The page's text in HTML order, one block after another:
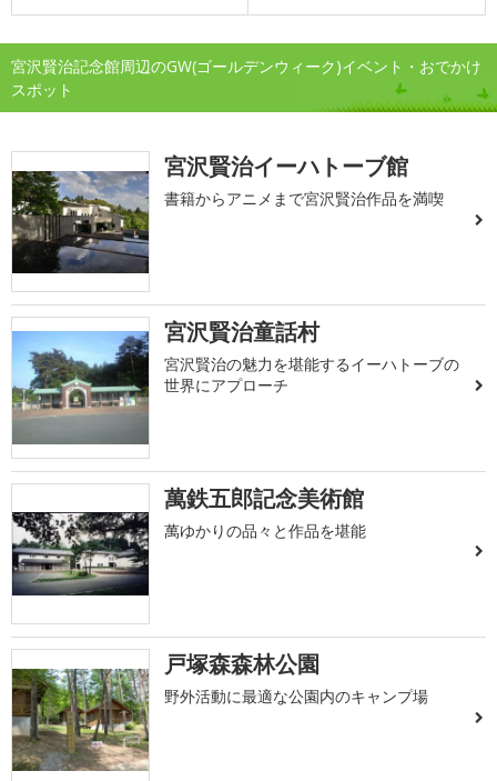
宮沢賢治記念館周辺のGW(ゴールデンウィーク)イベント・おでかけ
スポット
宮沢賢治イーハトーブ館
書籍からアニメまで宮沢賢治作品を満喫
宮沢賢治童話村
宮沢賢治の魅力を堪能するイーハトーブの
世界にアプローチ
萬鉄五郎記念美術館
萬ゆかりの品々と作品を堪能
戸塚森森林公園
野外活動に最適な公園内のキャンプ場